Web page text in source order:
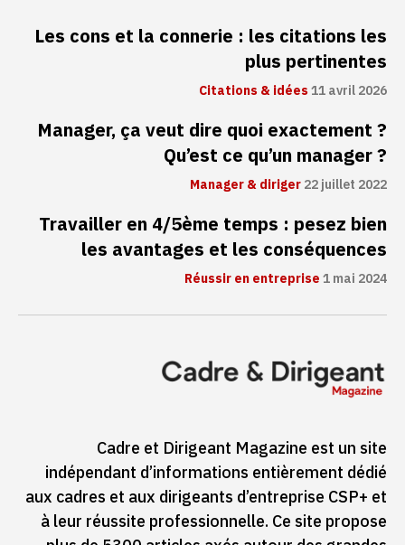
Les cons et la connerie : les citations les
plus pertinentes
Citations & idées11 avril 2026
Manager, ça veut dire quoi exactement ?
Qu’est ce qu’un manager ?
Manager & diriger22 juillet 2022
Travailler en 4/5ème temps : pesez bien
les avantages et les conséquences
Réussir en entreprise1 mai 2024
Cadre et Dirigeant Magazine est un site
indépendant d’informations entièrement dédié
aux cadres et aux dirigeants d’entreprise CSP+ et
à leur réussite professionnelle. Ce site propose